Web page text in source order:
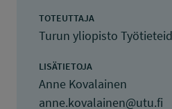
TOTEUTTAJA
Turun yliopisto
LISÄTIETOJA
Anne Kovalainen
anne.kovalainen@utu.fi